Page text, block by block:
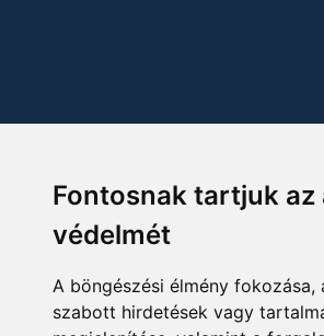
Fontosnak tartjuk az
védelmét
A böngészési élmény fokozása,
szabott hirdetések vagy